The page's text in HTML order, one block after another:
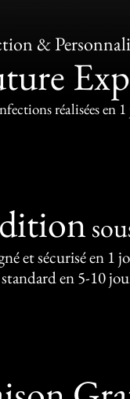
&
réalisées en
et sécurisé en 1
en 5-10